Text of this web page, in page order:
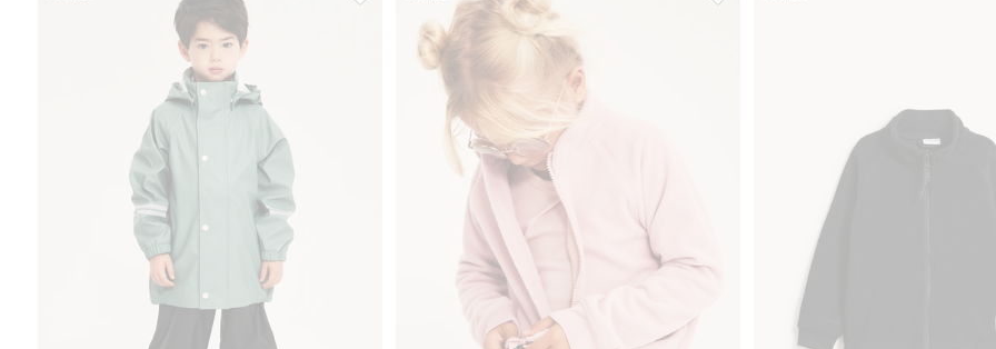
Regnjacka Kaxs, Lägg till i favoriter